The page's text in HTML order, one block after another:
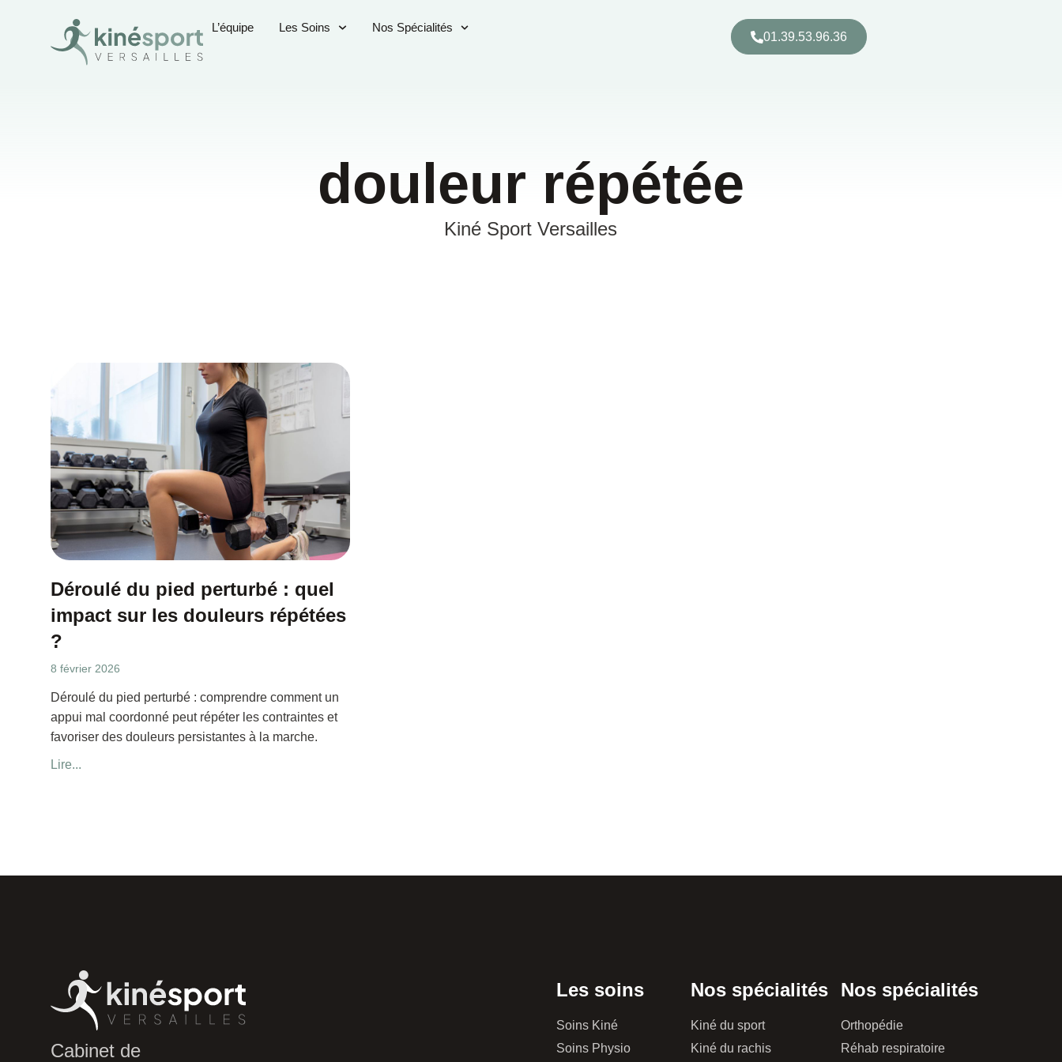
L’équipe Les Soins Nos Spécialités
01.39.53.96.36
douleur répétée
Kiné Sport Versailles
Déroulé du pied perturbé : quel
impact sur les douleurs répétées
?
8 février 2026
Déroulé du pied perturbé : comprendre comment un
appui mal coordonné peut répéter les contraintes et
favoriser des douleurs persistantes à la marche.
Lire...
Cabinet de
Les soins
Soins Kiné
Soins Physio
Nos spécialités
Kiné du sport
Kiné du rachis
Nos spécialités
Orthopédie
Réhab respiratoire